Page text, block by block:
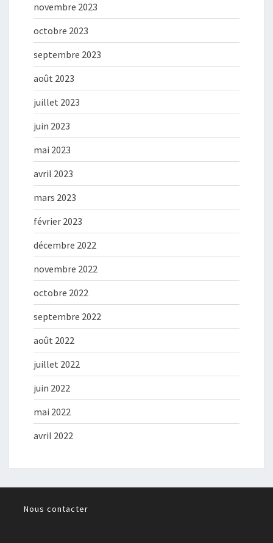
novembre 2023
octobre 2023
septembre 2023
août 2023
juillet 2023
juin 2023
mai 2023
avril 2023
mars 2023
février 2023
décembre 2022
novembre 2022
octobre 2022
septembre 2022
août 2022
juillet 2022
juin 2022
mai 2022
avril 2022
Nous contacter